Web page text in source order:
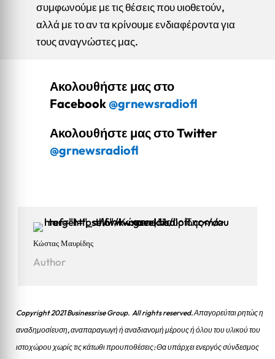
συμφωνούμε με τις θέσεις που υιοθετούν,
αλλά με το αν τα κρίνουμε ενδιαφέροντα για
τους αναγνώστες μας.
Ακολουθήστε μας στο
Facebook@grnewsradiofl
Ακολουθήστε μας στο Twitter
@grnewsradiofl
Κώστας Μαυρίδης
Author
Copyright 2021 Businessrise Group. All rights reserved. Απαγορεύται ρητώς η
αναδημοσίευση, αναπαραγωγή ή αναδιανομή μέρους ή όλου του υλικού του
ιστοχώρου χωρίς τις κάτωθι προυποθέσεις: Θα υπάρχει ενεργός σύνδεσμος